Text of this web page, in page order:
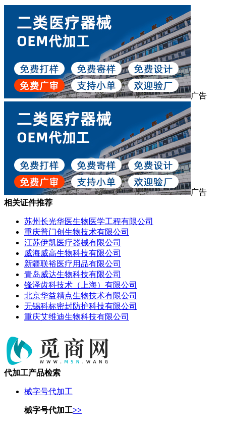
广告
广告
相关证件推荐
苏州长光华医生物医学工程有限公司
重庆普门创生物技术有限公司
江苏伊凯医疗器械有限公司
威海威高生物科技有限公司
新疆联裕医疗用品有限公司
青岛威达生物科技有限公司
锋泽齿科技术（上海）有限公司
北京华益精点生物技术有限公司
无锡科标密封防护科技有限公司
重庆艾维迪生物科技有限公司
代加工产品检索
械字号代加工
械字号代加工>>